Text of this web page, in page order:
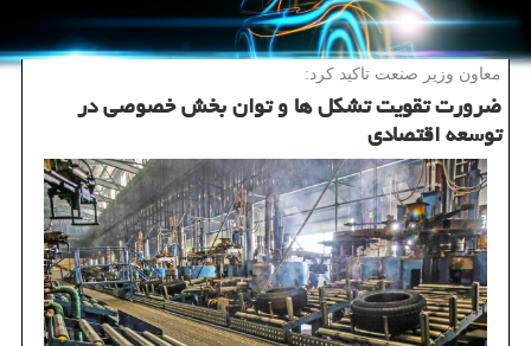
معاون وزیر صنعت تاكید كرد:
ضرورت تقویت تشكل ها و توان بخش خصوصی در
توسعه اقتصادی